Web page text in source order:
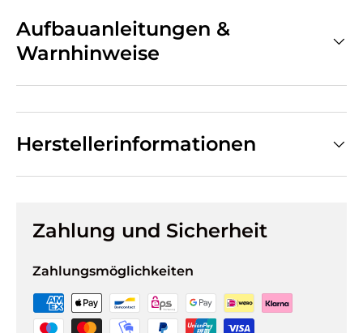
Aufbauanleitungen &
Warnhinweise
Herstellerinformationen
Zahlung und Sicherheit
Zahlungsmöglichkeiten